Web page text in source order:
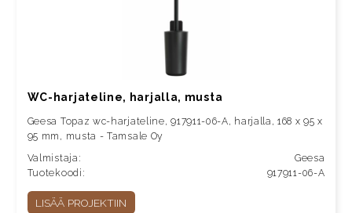
WC-harjateline, harjalla, musta
Geesa Topaz wc-harjateline, 917911-06-A, harjalla, 168 x 95 x
95 mm, musta - Tamsale Oy
Valmistaja:
Geesa
Tuotekoodi:
917911-06-A
LISÄÄ PROJEKTIIN